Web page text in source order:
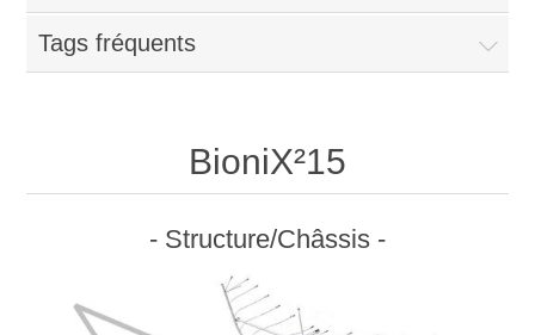
Tags fréquents
BioniX²15
- Structure/Châssis -